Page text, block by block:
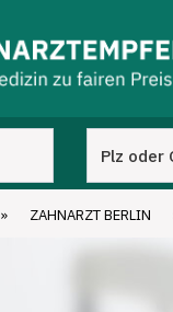
» ZAHNARZT BERLIN